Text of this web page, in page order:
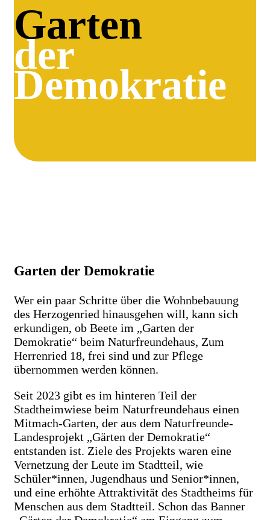
Garten
der
Demokratie
Garten der Demokratie
Wer ein paar Schritte über die Wohnbebauung
des Herzogenried hinausgehen will, kann sich
erkundigen, ob Beete im „Garten der
Demokratie“ beim Naturfreundehaus, Zum
Herrenried 18, frei sind und zur Pflege
übernommen werden können.
Seit 2023 gibt es im hinteren Teil der
Stadtheimwiese beim Naturfreundehaus einen
Mitmach-Garten, der aus dem Naturfreunde-
Landesprojekt „Gärten der Demokratie“
entstanden ist. Ziele des Projekts waren eine
Vernetzung der Leute im Stadtteil, wie
Schüler*innen, Jugendhaus und Senior*innen,
und eine erhöhte Attraktivität des Stadtheims für
Menschen aus dem Stadtteil. Schon das Banner